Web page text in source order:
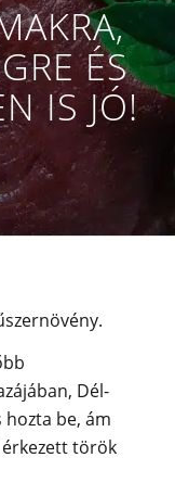
ÉS
IS JÓ!
Dél-
be, ám
török